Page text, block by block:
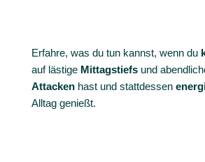
Erfahre, was du tun kannst, wenn du
auf lästige Mittagstiefsund
Attackenhast und stattdessen
Alltag genießt.